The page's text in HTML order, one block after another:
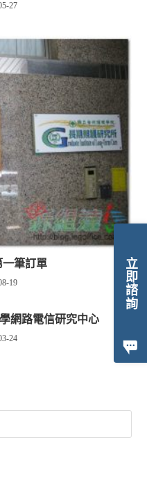
立即諮詢
27
一筆訂單
19
網路電信研究中心
24